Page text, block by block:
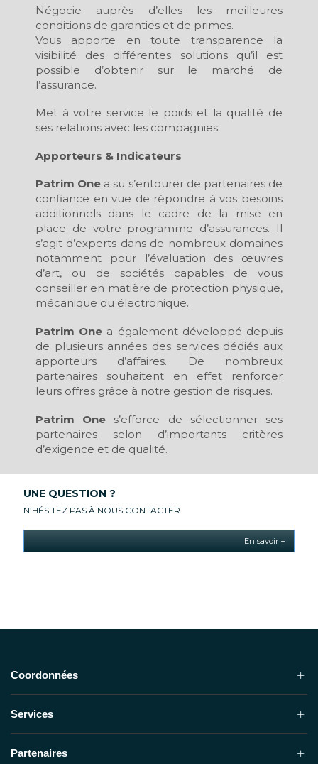
Négocie auprès d’elles les meilleures
conditions de garanties et de primes.
Vous apporte en toute transparence la
visibilité des différentes solutions qu’il est
possible d’obtenir sur le marché de
l’assurance.
Met à votre service le poids et la qualité de
ses relations avec les compagnies.
Apporteurs & Indicateurs
Patrim One a su s’entourer de partenaires de
confiance en vue de répondre à vos besoins
additionnels dans le cadre de la mise en
place de votre programme d’assurances. Il
s’agit d’experts dans de nombreux domaines
notamment pour l’évaluation des œuvres
d’art, ou de sociétés capables de vous
conseiller en matière de protection physique,
mécanique ou électronique.
Patrim One a également développé depuis
de plusieurs années des services dédiés aux
apporteurs d’affaires. De nombreux
partenaires souhaitent en effet renforcer
leurs offres grâce à notre gestion de risques.
Patrim One s’efforce de sélectionner ses
partenaires selon d’importants critères
d’exigence et de qualité.
UNE QUESTION ?
N’HÉSITEZ PAS À NOUS CONTACTER
En savoir +
Coordonnées
Services
Partenaires